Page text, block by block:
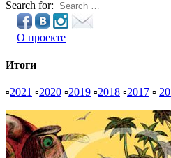
Search for:
О проекте
Итоги
▫2021 ▫2020 ▫2019 ▫2018 ▫2017 ▫